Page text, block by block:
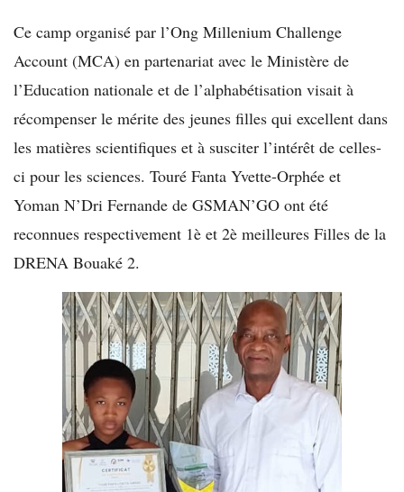
Ce camp organisé par l’Ong Millenium Challenge
Account (MCA) en partenariat avec le Ministère de
l’Education nationale et de l’alphabétisation visait à
récompenser le mérite des jeunes filles qui excellent dans
les matières scientifiques et à susciter l’intérêt de celles-
ci pour les sciences. Touré Fanta Yvette-Orphée et
Yoman N’Dri Fernande de GSMAN’GO ont été
reconnues respectivement 1è et 2è meilleures Filles de la
DRENA Bouaké 2.